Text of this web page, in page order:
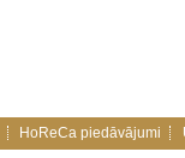
HoReCa piedāvājumi